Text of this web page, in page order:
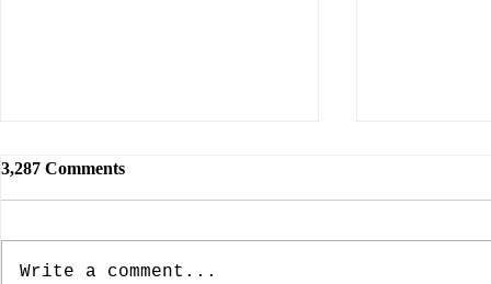
3,287 Comments
Write a comment...